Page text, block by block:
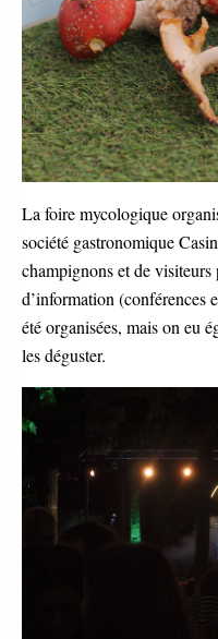
La foire mycologique
société gastronomique
champignons et de visiteurs
d’information (conférences
été organisées, mais on eu
les déguster.